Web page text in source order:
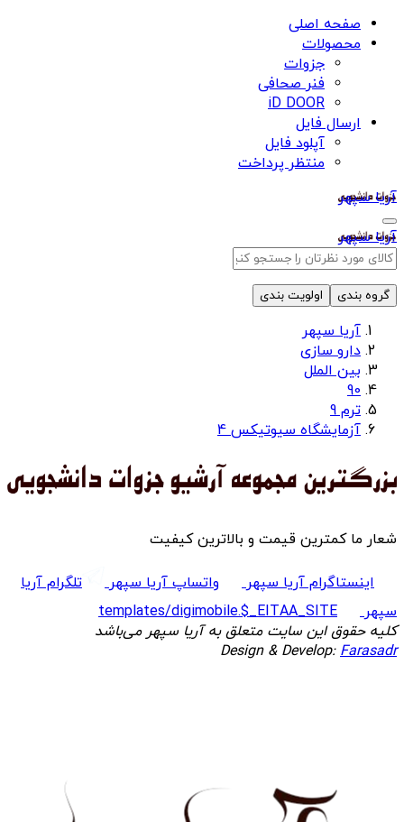
صفحه اصلی
محصولات
جزوات
فنر صحافی
iD DOOR
ارسال فایل
آپلود فایل
منتظر پرداخت
آریا سپهر
آریا سپهر
گروه بندی اولویت بندی
آریا سپهر
دارو سازی
بین الملل
90
ترم 9
آزمایشگاه سیوتیکس 4
شعار ما کمترین قیمت و بالاترین کیفیت
اینستاگرام آریا سپهر واتساپ آریا سپهر
تلگرام آریا
سپهر
templates/digimobile.$_EITAA_SITE
کلیه حقوق این سایت متعلق به آریا سپهر می‌باشد
Design & Develop:Farasadr